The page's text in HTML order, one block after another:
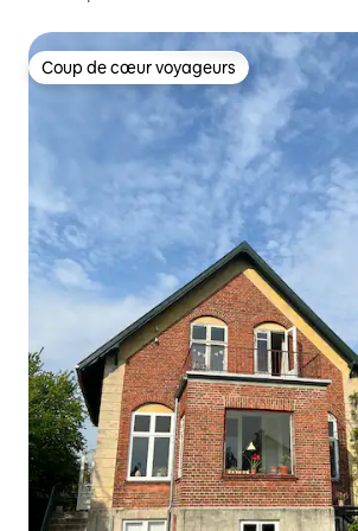
Coup de cœur voyageurs
Coup de cœur voyageurs